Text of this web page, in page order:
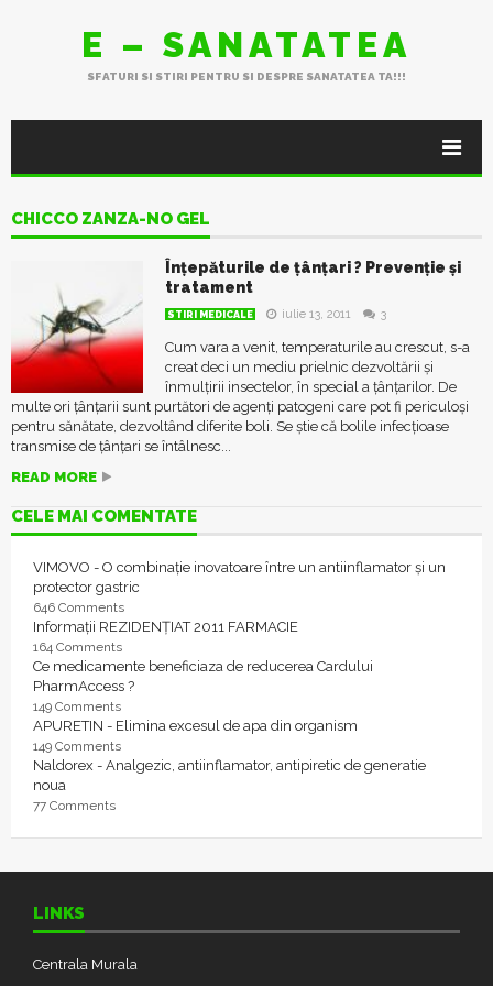
E – SANATATEA
SFATURI SI STIRI PENTRU SI DESPRE SANATATEA TA!!!
CHICCO ZANZA-NO GEL
Înțepăturile de țânțari ? Prevenție și
tratament
STIRI MEDICALE iulie 13, 2011 3
Cum vara a venit, temperaturile au crescut, s-a
creat deci un mediu prielnic dezvoltării și
înmulțirii insectelor, în special a țânțarilor. De
multe ori țânțarii sunt purtători de agenți patogeni care pot fi periculoși
pentru sănătate, dezvoltând diferite boli. Se știe că bolile infecţioase
transmise de ţânţari se întâlnesc...
READ MORE
CELE MAI COMENTATE
VIMOVO - O combinație inovatoare între un antiinflamator și un
protector gastric
646 Comments
Informații REZIDENȚIAT 2011 FARMACIE
164 Comments
Ce medicamente beneficiaza de reducerea Cardului
PharmAccess ?
149 Comments
APURETIN - Elimina excesul de apa din organism
149 Comments
Naldorex - Analgezic, antiinflamator, antipiretic de generatie
noua
77 Comments
LINKS
Centrala Murala